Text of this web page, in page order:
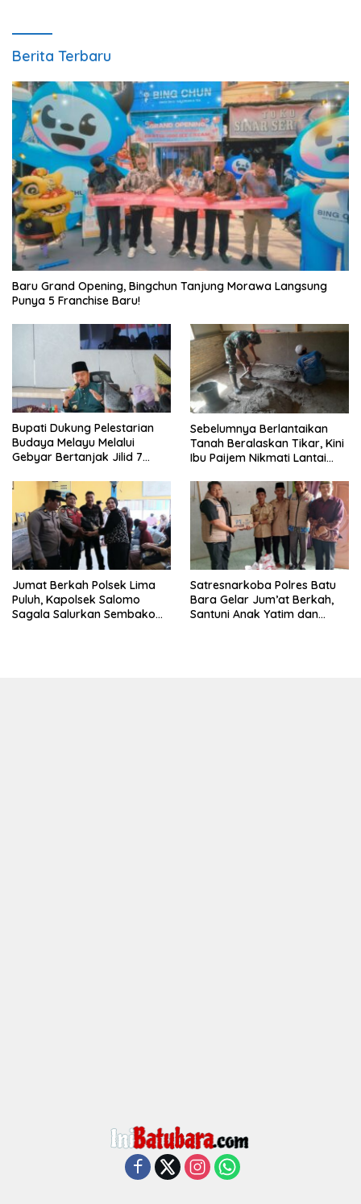
Berita Terbaru
‎Baru Grand Opening, Bingchun Tanjung Morawa Langsung
Punya 5 Franchise Baru!
Bupati Dukung Pelestarian
Budaya Melayu Melalui
Gebyar Bertanjak Jilid 7
Sebelumnya Berlantaikan
Tanah Beralaskan Tikar, Kini
Ibu Paijem Nikmati Lantai
Satgas TMMD Ke-129 Kodim
0208/Asahan
Jumat Berkah Polsek Lima
Puluh, Kapolsek Salomo
Sagala Salurkan Sembako
Satresnarkoba Polres Batu
Bara Gelar Jum’at Berkah,
Santuni Anak Yatim dan